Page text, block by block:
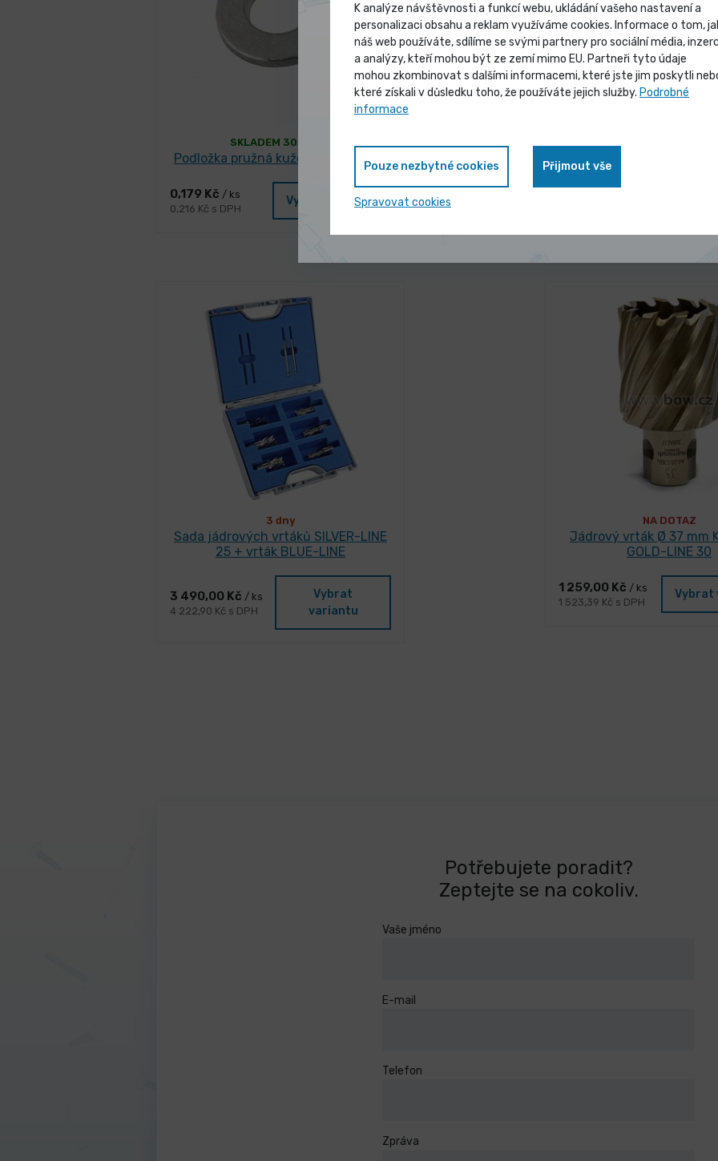
SKLADEM 30019 ks
Podložka pružná kuželová DIN 6796
0,179 Kč / ks
0,216 Kč s DPH
Vybrat variantu
Šroubový kompresor A-
145 187,90 Kč s DPH
3 dny
Sada jádrových vrtáků SILVER-LINE
25 + vrták BLUE-LINE
3 490,00 Kč / ks
4 222,90 Kč s DPH
Vybrat
variantu
NA DOTAZ
Jádrový vrták Ø 37 mm
GOLD-LINE 30
1 259,00 Kč / ks
1 523,39 Kč s DPH
Vybrat
Potřebujete poradit?
Zeptejte se na cokoliv.
Vaše jméno
E-mail
Telefon
Zpráva
K analýze návštěvnosti a funkcí webu, ukládání vašeho nastavení a
personalizaci obsahu a reklam využíváme cookies. Informace o tom,
náš web používáte, sdílíme se svými partnery pro sociální média,
a analýzy, kteří mohou být ze zemí mimo EU. Partneři tyto údaje
mohou zkombinovat s dalšími informacemi, které jste jim poskytli
které získali v důsledku toho, že používáte jejich služby. Podrobné
informace
Pouze nezbytné cookies Přijmout vše
Spravovat cookies
Výprodej skladových